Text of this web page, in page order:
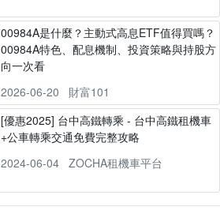
00984A是什麼？主動式高息ETF值得買嗎？
00984A特色、配息機制、投資策略與持股方
向一次看
2026-06-20
財富101
[優惠2025] 台中高鐵轉乘 - 台中高鐵租機車
+公車轉乘交通免費完整攻略
2024-06-04
ZOCHA租機車平台